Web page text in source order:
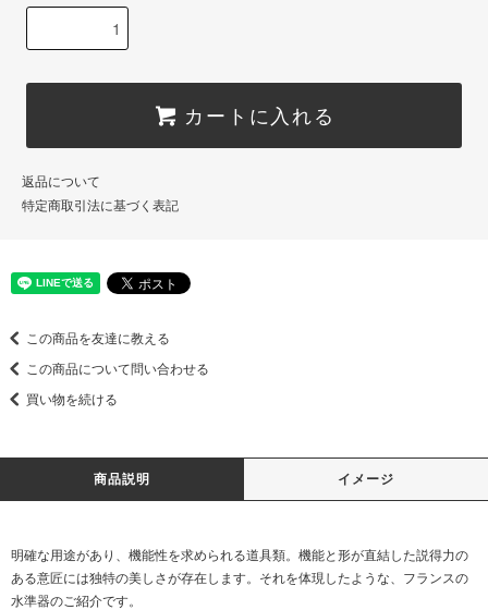
カートに入れる
返品について
特定商取引法に基づく表記
この商品を友達に教える
この商品について問い合わせる
買い物を続ける
商品説明 イメージ
明確な用途があり、機能性を求められる道具類。機能と形が直結した説得力の
ある意匠には独特の美しさが存在します。それを体現したような、フランスの
水準器のご紹介です。